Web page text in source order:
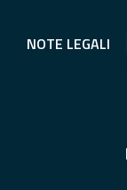
NOTE LEGALI